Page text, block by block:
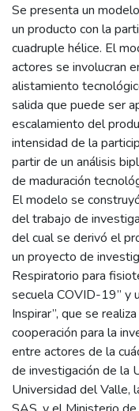
Se presenta un
un producto con la
cuadruple hélice. El
actores se involucran
alistamiento
salida que puede ser
escalamiento del
intensidad de la
partir de un análisis
de maduración
El modelo se
del trabajo de
del cual se derivó el
un proyecto de
Respiratorio para
secuela COVID-19” y
Inspirar”, que se
cooperación para la
entre actores de la
de investigación de la
Universidad del Valle,